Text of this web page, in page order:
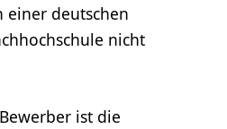
deutschen
nicht
ist die